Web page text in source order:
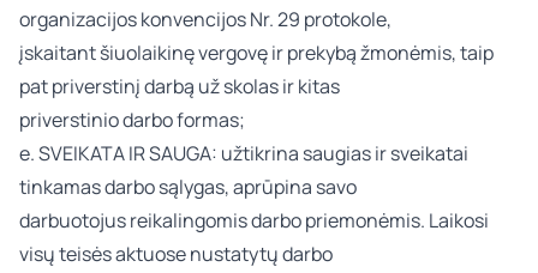
organizacijos konvencijos Nr. 29 protokole,
įskaitant šiuolaikinę vergovę ir prekybą žmonėmis, taip
pat priverstinį darbą už skolas ir kitas
priverstinio darbo formas;
e. SVEIKATA IR SAUGA: užtikrina saugias ir sveikatai
tinkamas darbo sąlygas, aprūpina savo
darbuotojus reikalingomis darbo priemonėmis. Laikosi
visų teisės aktuose nustatytų darbo